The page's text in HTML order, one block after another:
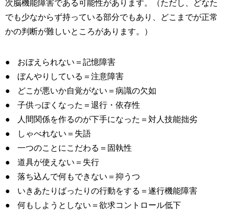
次脳機能障害である可能性があります。（ただし、どなた
でも少なからず持っている部分でもあり、どこまでが正常
かの判断が難しいところがあります。）
おぼえられない＝記憶障害
ぼんやりしている＝注意障害
どこが悪いか自覚がない＝病識の欠如
子供っぽくなった＝退行・依存性
人間関係を作るのが下手になった＝対人技能拙劣
しゃべれない＝失語
一つのことにこだわる＝固執性
道具が使えない＝失行
落ち込んで何もできない＝抑うつ
いきあたりばったりの行動をする＝遂行機能障害
何もしようとしない＝欲求コントロール低下